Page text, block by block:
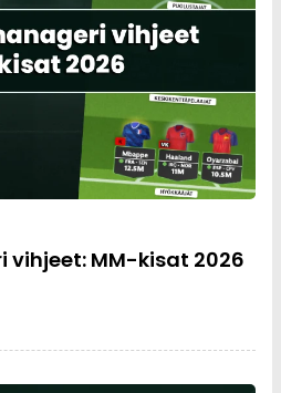
MM-kisat 2026